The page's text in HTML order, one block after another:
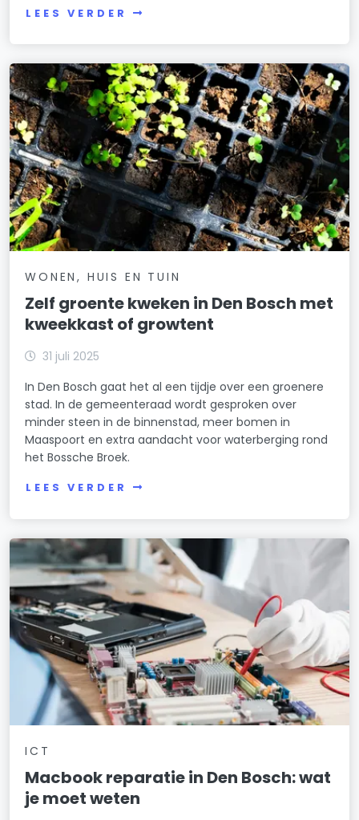
LEES VERDER
WONEN, HUIS EN TUIN
Zelf groente kweken in Den Bosch met
kweekkast of growtent
31 juli 2025
In Den Bosch gaat het al een tijdje over een groenere
stad. In de gemeenteraad wordt gesproken over
minder steen in de binnenstad, meer bomen in
Maaspoort en extra aandacht voor waterberging rond
het Bossche Broek.
LEES VERDER
ICT
Macbook reparatie in Den Bosch: wat
je moet weten